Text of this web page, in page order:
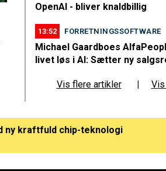
OpenAI - bliver knaldbillig
13:52 FORRETNINGSSOFTWARE
Michael Gaardboes
livet løs i AI: Sætter ny
Vis flere artikler |